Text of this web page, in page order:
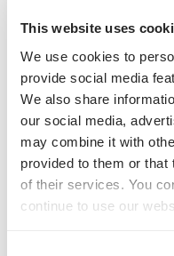
This website uses
We use cookies to
provide social media
We also share
our social media,
may combine it with
provided to them or that
of their services. You
continue to use our
Nach juristischer
einer AddOn-Linse
AddOn-Linse nicht der
eigenständiges refraktiv-
Kosten der AddOn-
Michael Zach von einer
tariflich zu 100% zu
Warum ist die